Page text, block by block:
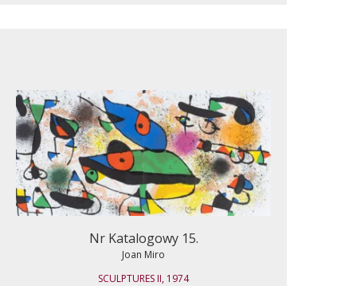
Nr Katalogowy 15.
Joan Miro
SCULPTURES II, 1974